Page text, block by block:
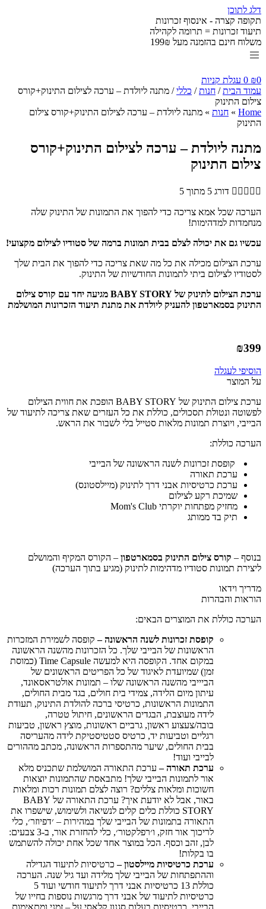
דלג לתוכן
תקופה קצרה - אינסוף זכרונות
תיעוד זכרונות = תרומה לקהילה
משלוח חינם בהזמנה מעל 199₪
₪0
0 עגלת קניות
עמוד הבית/ חנות/ כללי/ מתנה ליולדת – ערכה לצילום התינוק+קורס
צילום התינוק
Home
» חנות » מתנה ליולדת – ערכה לצילום התינוק+קורס צילום
התינוק
מתנה ליולדת – ערכה לצילום התינוק+קורס
צילום התינוק
     דורג 5 מתוך 5
הערכה שכל אמא צריכה כדי להפוך את התמונות של התינוק שלה
מנחמדות למדהימות!
עכשיו גם את יכולה לצלם בבית תמונות ברמה של סטודיו לצילום מקצועי!
ערכת הצילום מכילה את כל מה שאת צריכה כדי להפוך את הבית שלך
לסטודיו לצילום ביתי לתמונות החודשיות של התינוק.
ערכת הצילום לתינוק של BABY STORY מגיעה יחד עם קורס צילום
התינוק בסמארטפון להעניק ליולדת את מתנת תיעוד הזכרונות המושלמת
₪399
הוסיפי לעגלה
על המוצר
ערכת צילום התינוק של BABY STORY הופכת את חווית הצילום
לפשוטה ונטולת תסכולים, כוללת את כל העזרים שאת צריכה לתיעוד של
הבייבי, ויוצרת תמונות מלאות סטייל בלי לשבור את הראש.
הערכה כוללת:
קופסת זכרונות לשנה הראשונה של הבייבי
ערכת תאורה
ערכת כרטיסיות אבני דרך לתינוק (מיילסטונס)
שמיכת רקע לצילום
מחזיק מפתחות יוקרתי Mom's Club
תיק בד ממותג
בנוסף – קורס צילום התינוק בסמארטפון – הקורס המקיף והמושלם
ליצירת תמונות סטודיו מדהימות לתינוק (מגיע בתוך הערכה)
מדריך וידאו
הוראות והבהרות
הערכה כוללת את המוצרים הבאים:
קופסת זכרונות לשנה הראשונה –קופסה לשמירת המזכרות
הראשונות של הבייבי שלך. כל הזכרונות מהשנה הראשונה
במקום אחד. הקופסה היא למעשה Time Capsule (כמוסת
זמן) שמיועדת לאיגוד של כל הפריטים הראשונים של
הביייבי מהשנה הראשונה שלו – תמונות אולטראסאונד,
עיתון מיום הלידה, צמידי בית חולים, בגד מבית החולים,
התמונות הראשונות, כרטיסי ברכה להולדת התינוק, תעודת
לידה מעוצבת, הבגדים הראשונים, חיתול טטרה,
בובה/צעצוע ראשון, גרביים ראשונות, מוצץ ראשון, טביעות
רגליים וטביעות יד, כרטיס סטטיסטיקת לידה מהעריסה
בבית החולים, שיער מהתספרות הראשונה, מכתב מההורים
לבייבי ועוד!
ערכת תאורה – ערכת התאורה המושלמת שתכניס מלא
אור לתמונות הבייבי שלך! מתבאסת שהתמונות יוצאות
חשוכות ומלאות צללים? רוצה לצלם תמונות רכות ומלאות
באור, אבל לא יודעת איך? ערכת התאורה של BABY
STORY כוללת כלים קלים לנשיאה ולשימוש, שישפרו את
התאורה בתמונות של הבייבי שלך במהירות – ׳דפיוזר׳, כלי
לריכוך אור חזק, ו׳רפלקטור׳, כלי להחזרת אור, ב-3 צבעים:
לבן, זהב וכסף. הכל במוצר אחד שכל אחת יכולה להשתמש
בו בקלות!
ערכת כרטיסיות מיילסטון –כרטיסיות לתיעוד הגדילה
וההתפתחות של הבייבי שלך מלידה ועד גיל שנה. הערכה
כוללת 13 כרטיסיות אבני דרך לתיעוד חודשי ועוד 5
כרטיסיות לתיעוד של אבני דרך מרגשות נוספות בחייו של